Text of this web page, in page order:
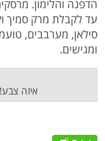
הדפנה והלימון.
עד לקבלת מרק סמיך
סילאן, מערבבים,
ומגישים.
איזה